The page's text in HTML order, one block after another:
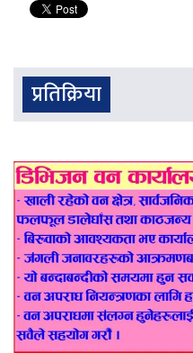
प्रतिक्रिया